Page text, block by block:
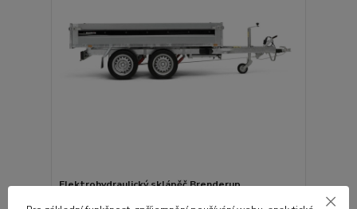
Elektrohydraulický sklápěč Brenderup